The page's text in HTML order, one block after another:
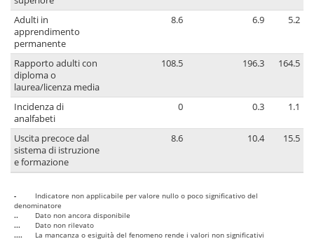
Adulti in
apprendimento
permanente
8.6 6.9 5.2
Rapporto adulti con
diploma o
laurea/licenza media
108.5 196.3 164.5
Incidenza di
analfabeti
0 0.3 1.1
Uscita precoce dal
sistema di istruzione
e formazione
8.6 10.4 15.5
-
Indicatore non applicabile per valore nullo o poco significativo del
denominatore
..
Dato non ancora disponibile
...
Dato non rilevato
....
La mancanza o esiguità del fenomeno rende i valori non significativi